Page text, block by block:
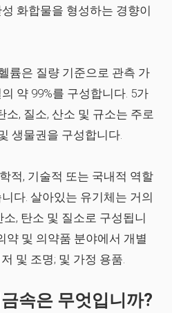
화합물을 형성하는 경향이
륨은 질량 기준으로 관측 가
약 99%를 구성합니다. 5가
소, 질소, 산소 및 규소는 주로
생물권을 구성합니다.
적, 기술적 또는 국내적 역할
다. 살아있는 유기체는 거의
, 탄소 및 질소로 구성됩니
약 및 의약품 분야에서 개별
및 조명; 및 가정 용품.
속은 무엇입니까?